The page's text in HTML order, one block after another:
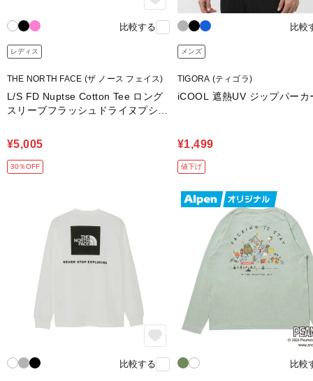
比較する
レディス
THE NORTH FACE (ザ ノース フェイス)
L/S FD Nuptse Cotton Tee ロング
スリーブフラッシュドライヌプシコ
¥5,005
30％OFF
比較
メンズ
TIGORA (ティゴラ)
iCOOL 遮熱UV ジップパーカ
¥1,499
値下げ
比較する 比較